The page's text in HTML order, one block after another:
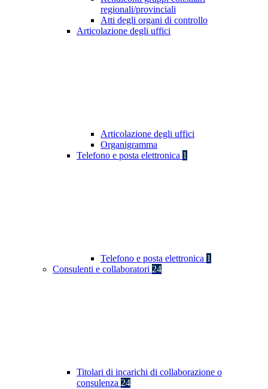
regionali/provinciali
Atti degli organi di controllo
Articolazione degli uffici
Articolazione degli uffici
Organigramma
Telefono e posta elettronica 1
Telefono e posta elettronica 1
Consulenti e collaboratori 24
Titolari di incarichi di collaborazione o
consulenza 24